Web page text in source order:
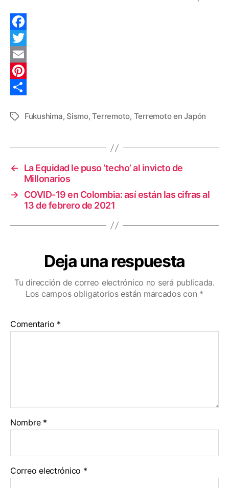
F
a
c
e
o
T
w
t
E
m
i
P
n
r
o
a
Etiquetas
Fukushima, Sismo,Terremoto, Terremoto en Japón
←
La Equidad le puso ‘techo’ al invicto de
Millonarios
→ COVID-19 en Colombia: así están las cifras al
13 de febrero de 2021
Deja una respuesta
Tu dirección de correo electrónico no será publicada.
Los campos obligatorios están marcados con *
Comentario *
Nombre *
Correo electrónico *